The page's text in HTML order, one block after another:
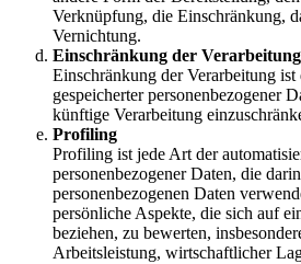
Verknüpfung, die Einschränkung,
Vernichtung.
Einschränkung der Verarbeitung
Einschränkung der Verarbeitung
gespeicherter personenbezogener
künftige Verarbeitung
Profiling
Profiling ist jede Art der
personenbezogener Daten, die
personenbezogenen Daten
persönliche Aspekte, die sich auf
beziehen, zu bewerten,
Arbeitsleistung, wirtschaftlicher